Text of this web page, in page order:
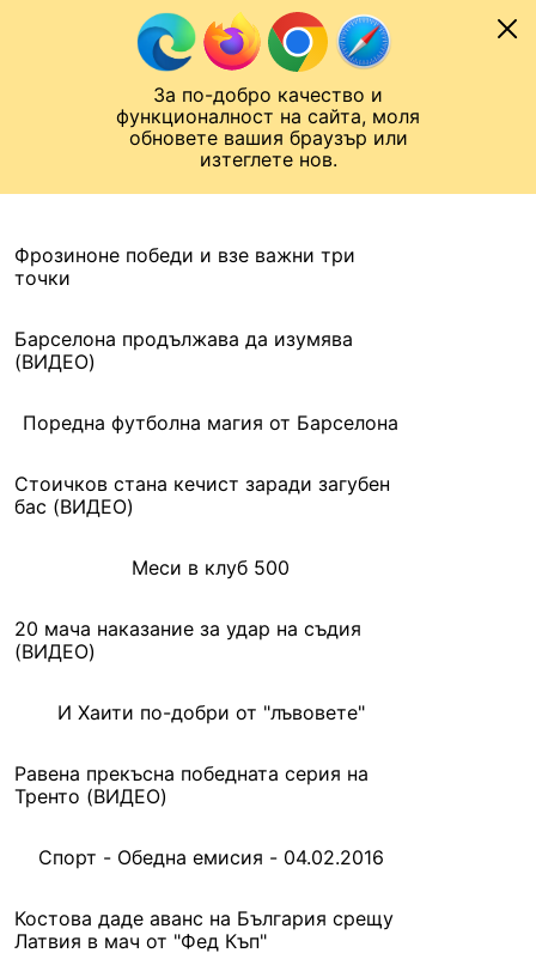
За по-добро качество и
функционалност на сайта, моля
обновете вашия браузър или
изтеглете нов.
Към съдържанието
Лига на Конференциите
Фрозиноне победи и взе важни три
точки
Барселона продължава да изумява
(ВИДЕО)
Поредна футболна магия от Барселона
Стоичков стана кечист заради загубен
бас (ВИДЕО)
Меси в клуб 500
20 мача наказание за удар на съдия
(ВИДЕО)
И Хаити по-добри от "лъвовете"
Равена прекъсна победната серия на
Тренто (ВИДЕО)
Спорт - Обедна емисия - 04.02.2016
Костова даде аванс на България срещу
Латвия в мач от "Фед Къп"